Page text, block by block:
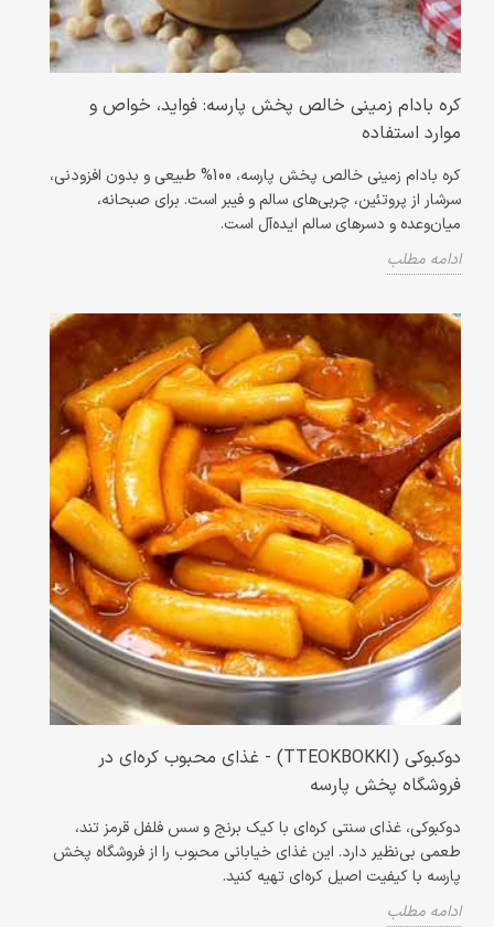
کره بادام زمینی خالص پخش پارسه: فواید، خواص و
موارد استفاده
کره بادام زمینی خالص پخش پارسه، 100% طبیعی و بدون افزودنی،
سرشار از پروتئین، چربی‌های سالم و فیبر است. برای صبحانه،
میان‌وعده و دسرهای سالم ایده‌آل است.
ادامه مطلب
دوکبوکی (TTEOKBOKKI) - غذای محبوب کره‌ای در
فروشگاه پخش پارسه
دوکبوکی، غذای سنتی کره‌ای با کیک برنج و سس فلفل قرمز تند،
طعمی بی‌نظیر دارد. این غذای خیابانی محبوب را از فروشگاه پخش
پارسه با کیفیت اصیل کره‌ای تهیه کنید.
ادامه مطلب